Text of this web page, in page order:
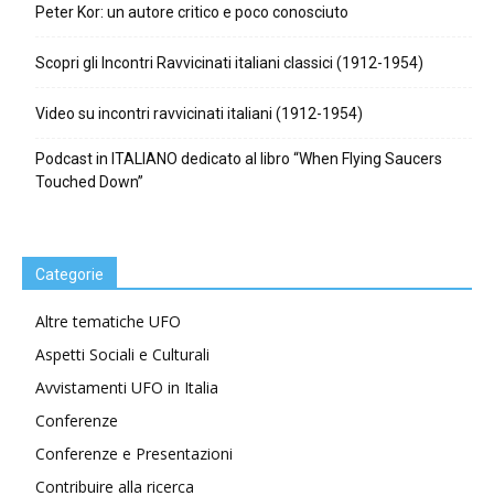
Peter Kor: un autore critico e poco conosciuto
Scopri gli Incontri Ravvicinati italiani classici (1912-1954)
Video su incontri ravvicinati italiani (1912-1954)
Podcast in ITALIANO dedicato al libro “When Flying Saucers
Touched Down”
Categorie
Altre tematiche UFO
Aspetti Sociali e Culturali
Avvistamenti UFO in Italia
Conferenze
Conferenze e Presentazioni
Contribuire alla ricerca